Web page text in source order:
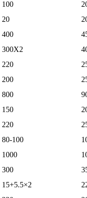
100
20
400
300X2
220
200
800
150
220
80-100
1000
300
15+5.5×2